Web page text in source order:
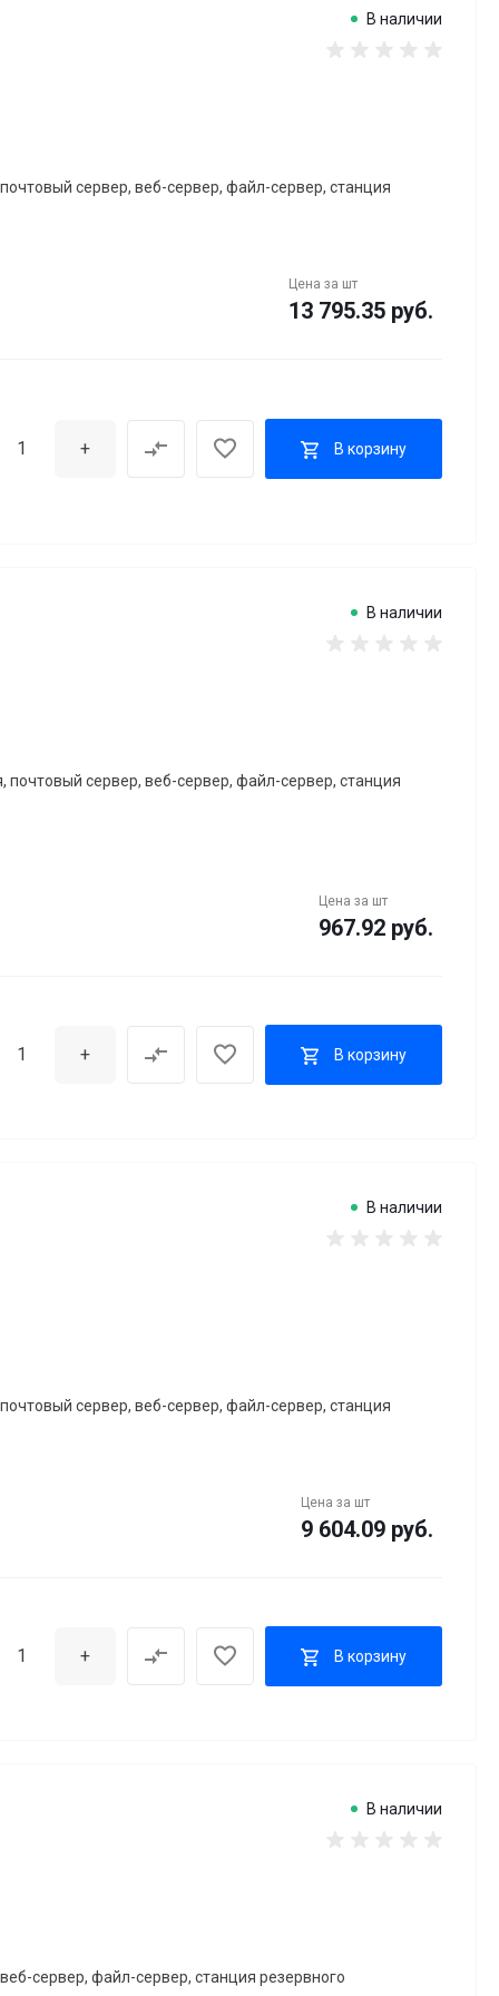
В наличии
сервер, веб-сервер, файл-сервер, станция
Цена за шт
13 795.35 руб.
+ В корзину
В наличии
сервер, веб-сервер, файл-сервер, станция
Цена за шт
967.92 руб.
+ В корзину
В наличии
сервер, веб-сервер, файл-сервер, станция
Цена за шт
9 604.09 руб.
+ В корзину
В наличии
сервер, файл-сервер, станция резервного